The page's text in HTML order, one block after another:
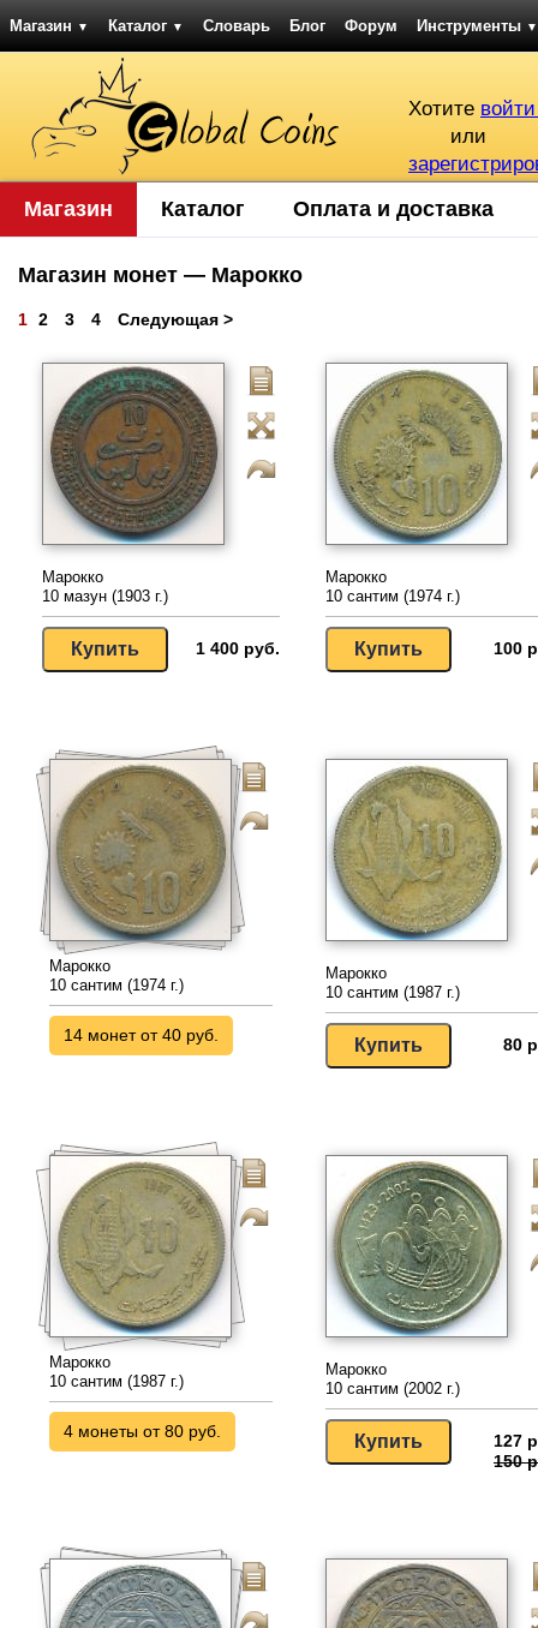
Магазин ▼ Каталог ▼ Словарь Блог Форум Инструменты ▼
Хотите
или
Магазин Каталог Оплата и доставка
Магазин монет — Марокко
1 2 3 4 Следующая >
Марокко
10 мазун (1903 г.)
1 400 руб.
Марокко
10 сантим (1974 г.)
100
Марокко
10 сантим (1974 г.)
14 монет от 40 руб.
Марокко
10 сантим (1987 г.)
80
Марокко
10 сантим (1987 г.)
4 монеты от 80 руб.
Марокко
10 сантим (2002 г.)
127
150